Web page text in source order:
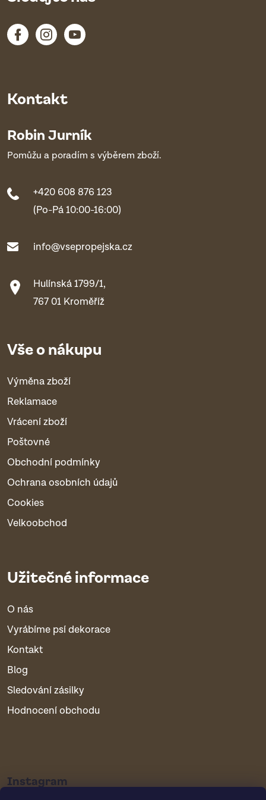
Kontakt
Robin Jurník
Pomůžu a poradím s výběrem zboží.
+420 608 876 123
(Po-Pá 10:00-16:00)
info@vsepropejska.cz
Hulínská 1799/1,
767 01 Kroměříž
Vše o nákupu
Výměna zboží
Reklamace
Vrácení zboží
Poštovné
Obchodní podmínky
Ochrana osobních údajů
Cookies
Velkoobchod
Užitečné informace
O nás
Vyrábíme psí dekorace
Kontakt
Blog
Sledování zásilky
Hodnocení obchodu
Instagram